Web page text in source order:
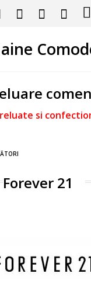
si
Forever 21